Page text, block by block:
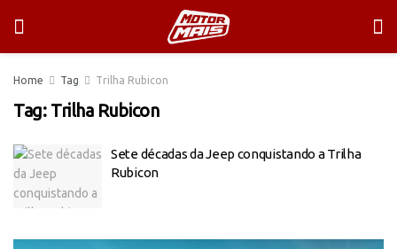
Home Tag Trilha Rubicon
Tag: Trilha Rubicon
Sete décadas da Jeep conquistando a Trilha
Rubicon